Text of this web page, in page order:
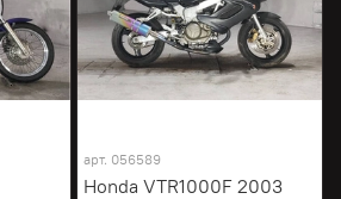
арт. 056589
Honda VTR1000F 2003